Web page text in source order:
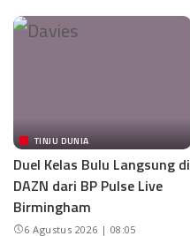
TINJU DUNIA
Duel Kelas Bulu Langsung di
DAZN dari BP Pulse Live
Birmingham
6 Agustus 2026 | 08:05